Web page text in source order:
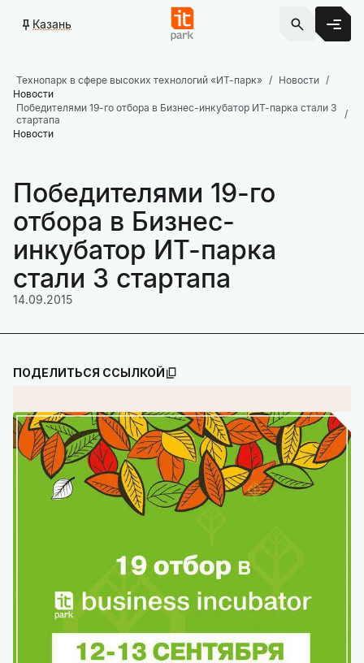
Казань
Технопарк в сфере высоких технологий «ИТ-парк»
Новости
Новости
Победителями 19-го отбора в Бизнес-инкубатор ИТ-парка стали 3
стартапа
Новости
Победителями 19-го
отбора в Бизнес-
инкубатор ИТ-парка
стали 3 стартапа
14.09.2015
ПОДЕЛИТЬСЯ ССЫЛКОЙ